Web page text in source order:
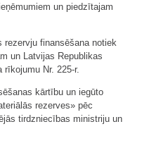
un piedzītajam
finansēšana notiek
un Latvijas Republikas
Nr. 225-r.
kārtību un iegūto
rezerves» pēc
tirdzniecības ministriju un